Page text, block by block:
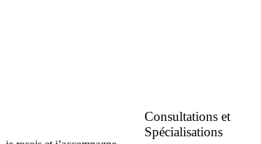
Consultations et
Spécialisations